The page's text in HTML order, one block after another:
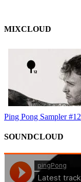
MIXCLOUD
Ping Pong Sampler #12
SOUNDCLOUD